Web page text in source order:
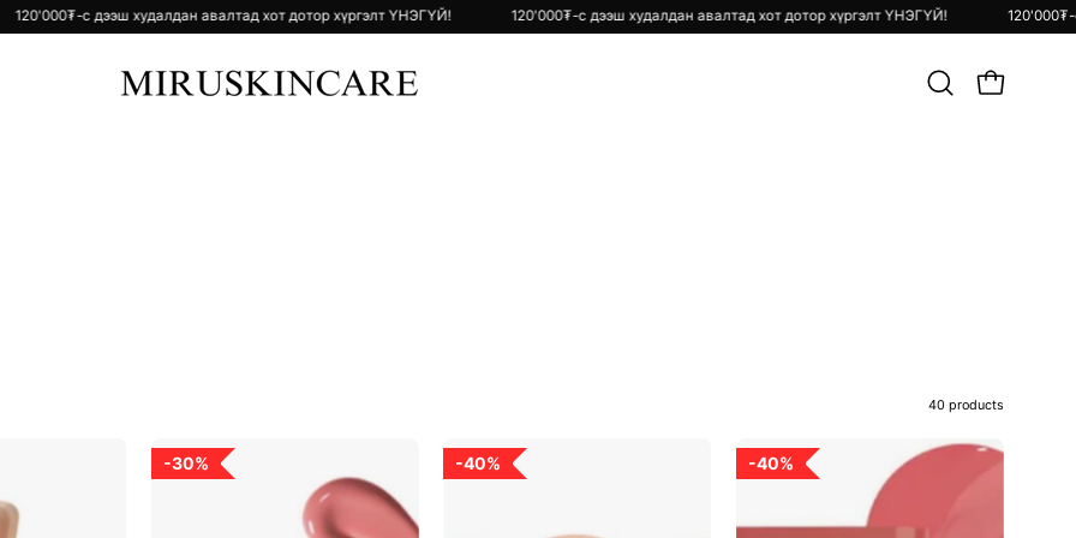
хүргэлт ҮНЭГҮЙ! 120'000₮-с дээш худалдан авалтад хот дотор хүргэлт ҮНЭГҮЙ! 120'000₮-с дээш худалдан авалтад хот дотор хүргэлт
ХайлтOPEN CART
40 products
30%
Ampoule
Blusher
40% 40%
Dewy
Bar